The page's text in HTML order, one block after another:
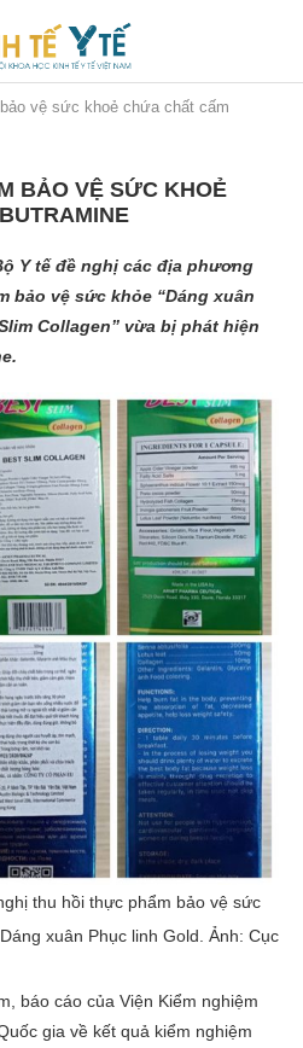
vệ sức khoẻ chứa chất cấm
BẢO VỆ SỨC KHOẺ
Y tế đề nghị các địa phương
bảo vệ sức khỏe “Dáng xuân
Collagen” vừa bị phát hiện
thu hồi thực phẩm bảo vệ sức
xuân Phục linh Gold. Ảnh: Cục
báo cáo của Viện Kiểm nghiệm
gia về kết quả kiểm nghiệm